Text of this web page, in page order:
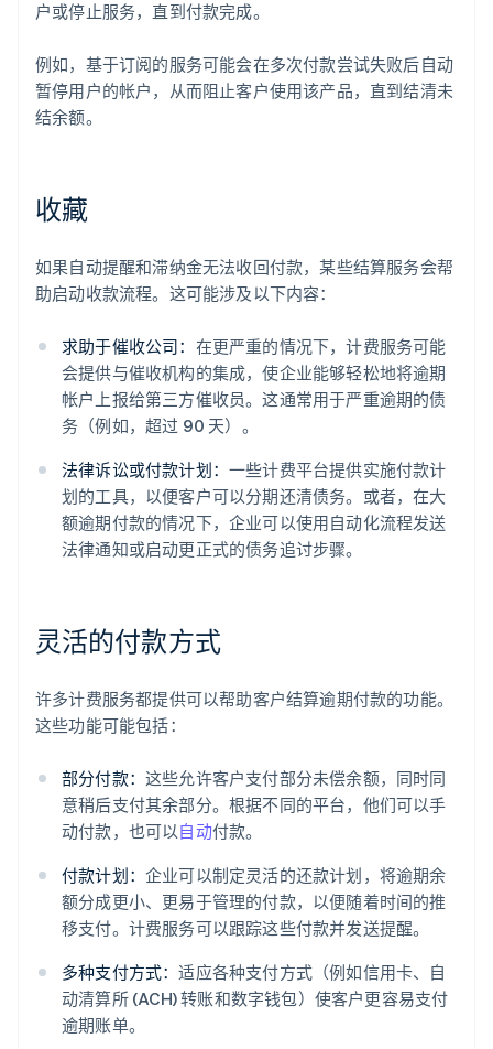
户或停止服务，直到付款完成。
例如，基于订阅的服务可能会在多次付款尝试失败后自动
暂停用户的帐户，从而阻止客户使用该产品，直到结清未
结余额。
收藏
如果自动提醒和滞纳金无法收回付款，某些结算服务会帮
助启动收款流程。这可能涉及以下内容：
求助于催收公司： 在更严重的情况下，计费服务可能
会提供与催收机构的集成，使企业能够轻松地将逾期
帐户上报给第三方催收员。这通常用于严重逾期的债
务（例如，超过 90 天）。
法律诉讼或付款计划： 一些计费平台提供实施付款计
划的工具，以便客户可以分期还清债务。或者，在大
额逾期付款的情况下，企业可以使用自动化流程发送
法律通知或启动更正式的债务追讨步骤。
灵活的付款方式
许多计费服务都提供可以帮助客户结算逾期付款的功能。
这些功能可能包括：
部分付款： 这些允许客户支付部分未偿余额，同时同
意稍后支付其余部分。根据不同的平台，他们可以手
动付款，也可以自动付款。
付款计划： 企业可以制定灵活的还款计划，将逾期余
额分成更小、更易于管理的付款，以便随着时间的推
移支付。计费服务可以跟踪这些付款并发送提醒。
多种支付方式：适应各种支付方式（例如信用卡、自
动清算所 (ACH) 转账和数字钱包）使客户更容易支付
逾期账单。